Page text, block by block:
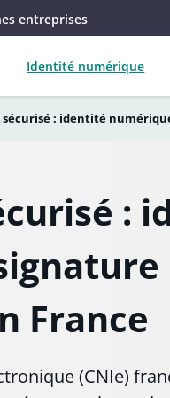
entreprises
Identité numérique
: identité
:
France
(CNIe)